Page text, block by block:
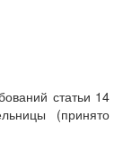
статьи 14
(принято